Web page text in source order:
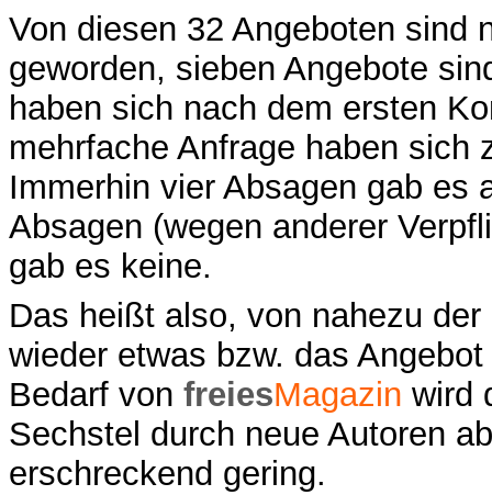
Von diesen 32 Angeboten sind
geworden, sieben Angebote
haben sich nach dem ersten
mehrfache Anfrage haben sich
Immerhin vier Absagen gab es
Absagen (wegen anderer
gab es keine.
Das heißt also, von nahezu
wieder etwas bzw. das
Bedarf von freiesMagazin wird
Sechstel durch neue Autoren
erschreckend gering.